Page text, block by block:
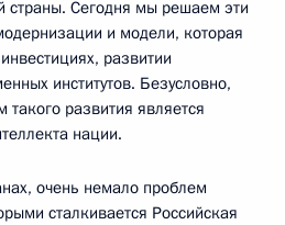
страны. Сегодня мы решаем эти
и модели, которая
развитии
институтов. Безусловно,
развития является
нации.
очень немало проблем
сталкивается Российская